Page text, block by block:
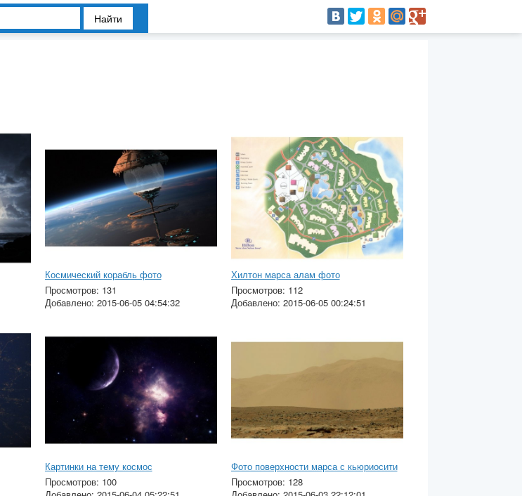
Найти
Космический корабль фото
Просмотров: 131
Добавлено: 2015-06-05 04:54:32
Хилтон марса алам фото
Просмотров: 112
Добавлено: 2015-06-05 00:24:51
Картинки на тему космос
Просмотров: 100
Фото поверхности марса с кьюриосити
Просмотров: 128